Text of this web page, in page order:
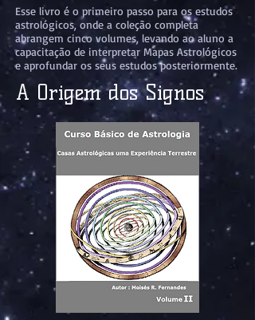
Esse livro é o primeiro passo para os estudos
astrológicos, onde a coleção completa
abrangem cinco volumes, levando ao aluno a
capacitação de interpretar Mapas Astrológicos
e aprofundar os seus estudos posteriormente.
A Origem dos Signos